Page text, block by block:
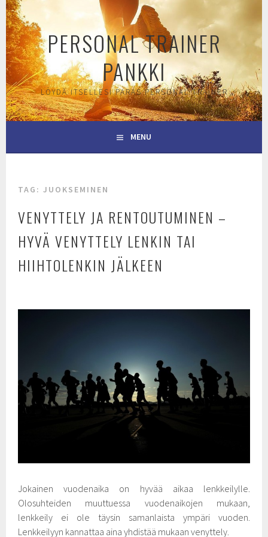
Skip
to
content
PERSONAL TRAINER
PANKKI
LÖYDÄ ITSELLESI PARAS PERSONAL TRAINER
MENU
TAG:JUOKSEMINEN
VENYTTELY JA RENTOUTUMINEN –
HYVÄ VENYTTELY LENKIN TAI
HIIHTOLENKIN JÄLKEEN
Jokainen vuodenaika on hyvää aikaa lenkkeilylle.
Olosuhteiden muuttuessa vuodenaikojen mukaan,
lenkkeily ei ole täysin samanlaista ympäri vuoden.
Lenkkeilyyn kannattaa aina yhdistää mukaan venyttely.